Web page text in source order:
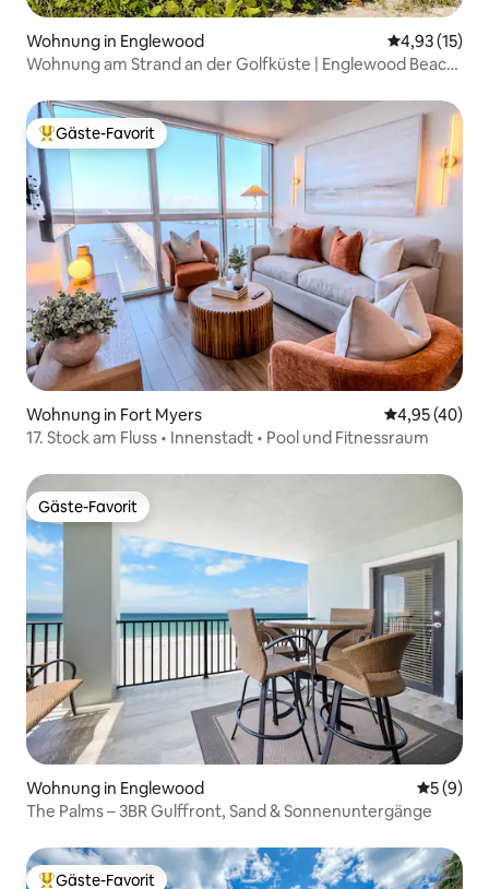
Wohnung in Englewood
4,93 (15)
Wohnung am Strand an der Golfküste | Englewood Beach
Beliebter Gäste-Favorit.
Gäste-Favorit
Wohnung in Fort Myers
4,95 (40)
17. Stock am Fluss • Innenstadt • Pool und Fitnessraum
Gäste-Favorit
Gäste-Favorit
Wohnung in Englewood
5 (9)
The Palms – 3BR Gulffront, Sand & Sonnenuntergänge
Gäste-Favorit